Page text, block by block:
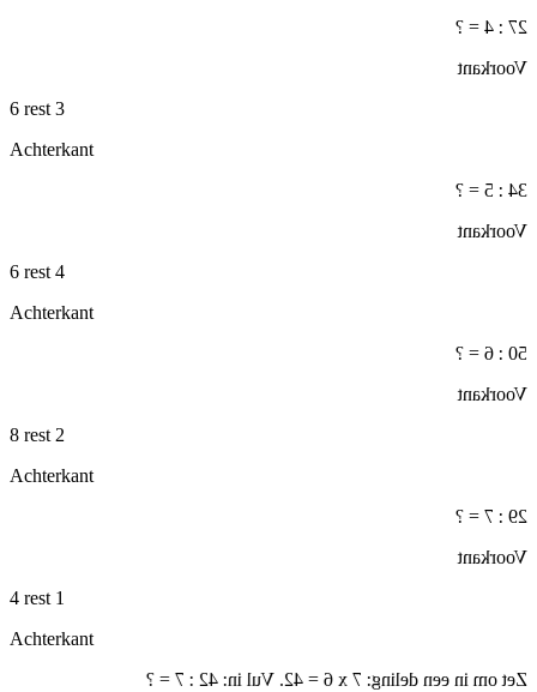
27 : 4 = ?
Voorkant
6 rest 3
Achterkant
34 : 5 = ?
Voorkant
6 rest 4
Achterkant
50 : 6 = ?
Voorkant
8 rest 2
Achterkant
29 : 7 = ?
Voorkant
4 rest 1
Achterkant
Zet om in een deling: 7 x 6 = 42. Vul in: 42 : 7 = ?